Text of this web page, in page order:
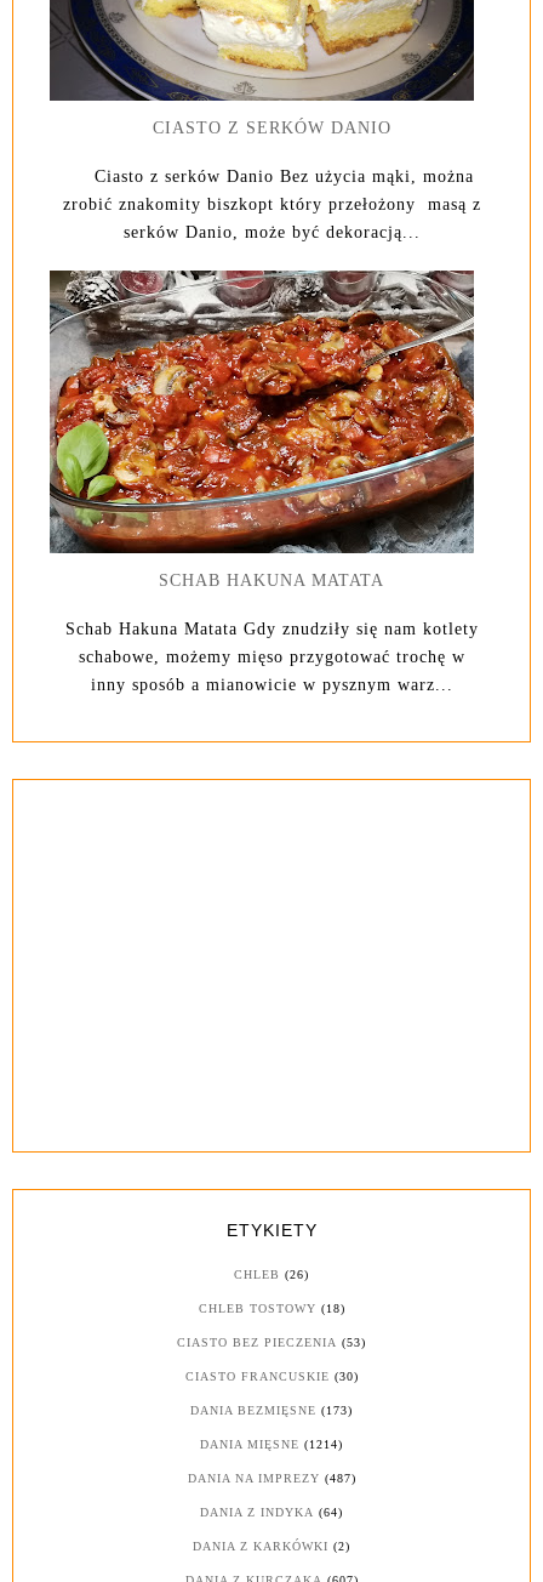
CIASTO Z SERKÓW DANIO
Ciasto z serków Danio Bez użycia mąki, można
zrobić znakomity biszkopt który przełożony masą z
serków Danio, może być dekoracją...
SCHAB HAKUNA MATATA
Schab Hakuna Matata Gdy znudziły się nam kotlety
schabowe, możemy mięso przygotować trochę w
inny sposób a mianowicie w pysznym warz...
ETYKIETY
CHLEB (26)
CHLEB TOSTOWY (18)
CIASTO BEZ PIECZENIA (53)
CIASTO FRANCUSKIE (30)
DANIA BEZMIĘSNE (173)
DANIA MIĘSNE (1214)
DANIA NA IMPREZY (487)
DANIA Z INDYKA (64)
DANIA Z KARKÓWKI (2)